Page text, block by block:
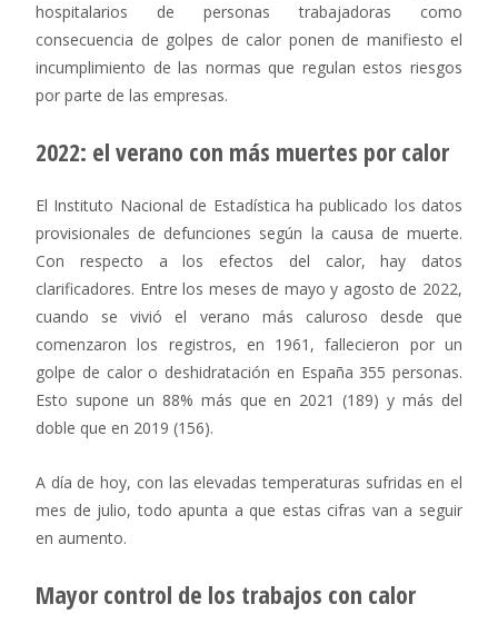
hospitalarios de personas trabajadoras como
consecuencia de golpes de calor ponen de manifiesto el
incumplimiento de las normas que regulan estos riesgos
por parte de las empresas.
2022: el verano con más muertes por calor
El Instituto Nacional de Estadística ha publicado los datos
provisionales de defunciones según la causa de muerte.
Con respecto a los efectos del calor, hay datos
clarificadores. Entre los meses de mayo y agosto de 2022,
cuando se vivió el verano más caluroso desde que
comenzaron los registros, en 1961, fallecieron por un
golpe de calor o deshidratación en España 355 personas.
Esto supone un 88% más que en 2021 (189) y más del
doble que en 2019 (156).
A día de hoy, con las elevadas temperaturas sufridas en el
mes de julio, todo apunta a que estas cifras van a seguir
en aumento.
Mayor control de los trabajos con calor